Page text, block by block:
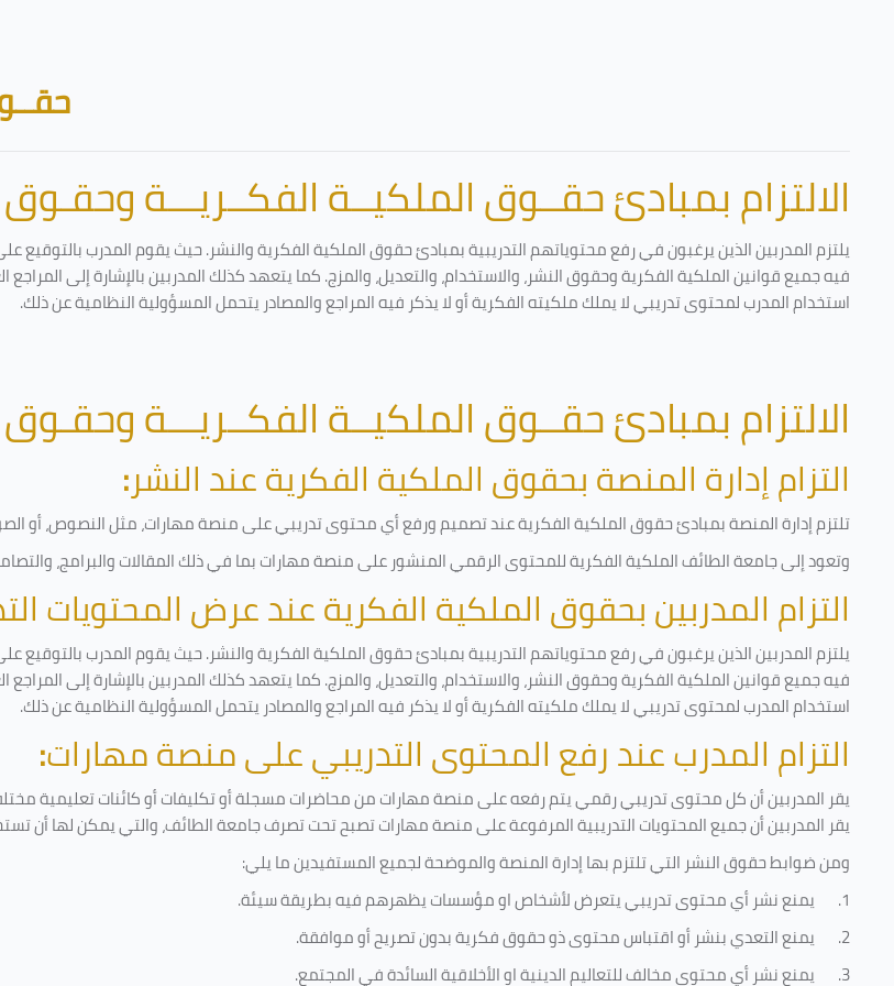
الالتزام بمبادئ حقــوق الملكيــة الفكــريـــة وحقـوق
يلتزم المدربين الذين يرغبون في رفع محتوياتهم التدريبية بمبادئ حقوق الملكية الفكرية والنشر. حيث يقوم المدرب بالتوقيع
فيه جميع قوانين الملكية الفكرية وحقوق النشر، والاستخدام، والتعديل، والمزج. كما يتعهد كذلك المدربين بالإشارة إلى
استخدام المدرب لمحتوى تدريبي لا يملك ملكيته الفكرية أو لا يذكر فيه المراجع والمصادر يتحمل المسؤولية النظامية عن ذلك.
الالتزام بمبادئ حقــوق الملكيــة الفكــريـــة وحقـوق
التزام إدارة المنصة بحقوق الملكية الفكرية عند النشر:
تلتزم إدارة المنصة بمبادئ حقوق الملكية الفكرية عند تصميم ورفع أي محتوى تدريبي على منصة مهارات، مثل النصوص، أو الصور،
وتعود إلى جامعة الطائف الملكية الفكرية للمحتوى الرقمي المنشور على منصة مهارات بما في ذلك المقالات والبرامج،
التزام المدربين بحقوق الملكية الفكرية عند عرض المحتويات
يلتزم المدربين الذين يرغبون في رفع محتوياتهم التدريبية بمبادئ حقوق الملكية الفكرية والنشر. حيث يقوم المدرب بالتوقيع
فيه جميع قوانين الملكية الفكرية وحقوق النشر، والاستخدام، والتعديل، والمزج. كما يتعهد كذلك المدربين بالإشارة إلى
استخدام المدرب لمحتوى تدريبي لا يملك ملكيته الفكرية أو لا يذكر فيه المراجع والمصادر يتحمل المسؤولية النظامية عن ذلك.
التزام المدرب عند رفع المحتوى التدريبي على منصة مهارات:
يقر المدربين أن كل محتوى تدريبي رقمي يتم رفعه على منصة مهارات من محاضرات مسجلة أو تكليفات أو كائنات تعليمية
يقر المدربين أن جميع المحتويات التدريبية المرفوعة على منصة مهارات تصبح تحت تصرف جامعة الطائف، والتي يمكن لها أن
ومن ضوابط حقوق النشر التي تلتزم بها إدارة المنصة والموضحة لجميع المستفيدين ما يلي:
1.
يمنع نشر أي محتوى تدريبي يتعرض لأشخاص او مؤسسات يظهرهم فيه بطريقة سيئة.
2.
يمنع التعدي بنشر أو اقتباس محتوى ذو حقوق فكرية بدون تصريح أو موافقة.
3.
يمنع نشر أي محتوى مخالف للتعاليم الدينية او الأخلاقية السائدة في المجتمع.